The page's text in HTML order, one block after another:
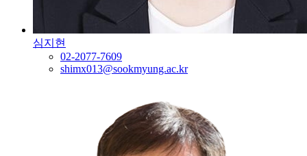
심지현
02-2077-7609
shimx013@sookmyung.ac.kr